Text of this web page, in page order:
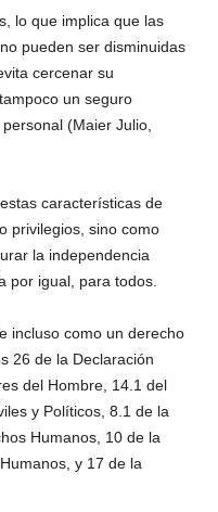
lo que implica que las
pueden ser disminuidas
cercenar su
un seguro
(Maier Julio,
características de
privilegios, sino como
la independencia
por igual, para todos.
incluso como un derecho
26 de la Declaración
del Hombre, 14.1 del
y Políticos, 8.1 de la
Humanos, 10 de la
y 17 de la